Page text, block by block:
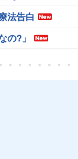
法告白
の?」